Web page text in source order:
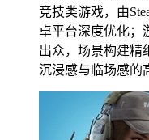
竞技类游戏，由
卓平台深度优化；
出众，场景构建精
沉浸感与临场感的